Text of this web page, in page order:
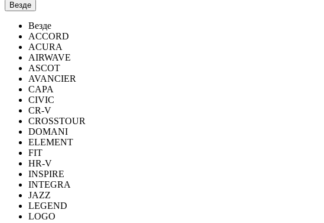
Везде
Везде
ACCORD
ACURA
AIRWAVE
ASCOT
AVANCIER
CAPA
CIVIC
CR-V
CROSSTOUR
DOMANI
ELEMENT
FIT
HR-V
INSPIRE
INTEGRA
JAZZ
LEGEND
LOGO